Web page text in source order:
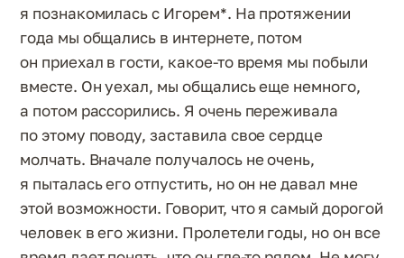
я познакомилась с Игорем*. На протяжении
года мы общались в интернете, потом
он приехал в гости, какое-то время мы побыли
вместе. Он уехал, мы общались еще немного,
а потом рассорились. Я очень переживала
по этому поводу, заставила свое сердце
молчать. Вначале получалось не очень,
я пыталась его отпустить, но он не давал мне
этой возможности. Говорит, что я самый дорогой
человек в его жизни. Пролетели годы, но он все